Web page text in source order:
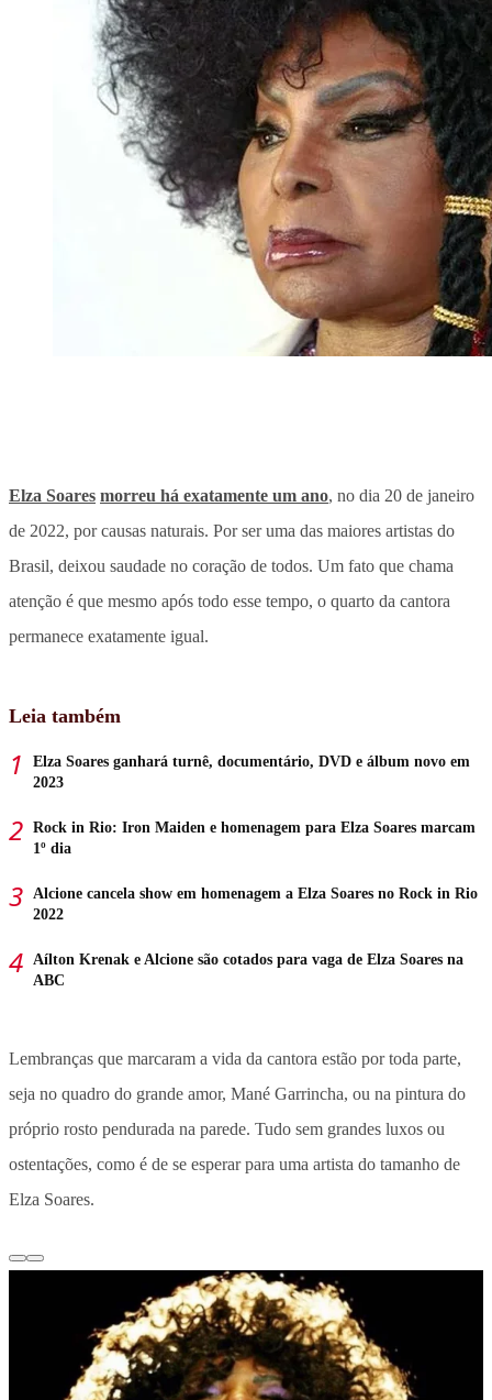
Elza Soares morreu há exatamente um ano, no dia 20 de janeiro
de 2022, por causas naturais. Por ser uma das maiores artistas do
Brasil, deixou saudade no coração de todos. Um fato que chama
atenção é que mesmo após todo esse tempo, o quarto da cantora
permanece exatamente igual.
Leia também
Elza Soares ganhará turnê, documentário, DVD e álbum novo em
2023
Rock in Rio: Iron Maiden e homenagem para Elza Soares marcam
1º dia
Alcione cancela show em homenagem a Elza Soares no Rock in Rio
2022
Aílton Krenak e Alcione são cotados para vaga de Elza Soares na
ABC
Lembranças que marcaram a vida da cantora estão por toda parte,
seja no quadro do grande amor, Mané Garrincha, ou na pintura do
próprio rosto pendurada na parede. Tudo sem grandes luxos ou
ostentações, como é de se esperar para uma artista do tamanho de
Elza Soares.